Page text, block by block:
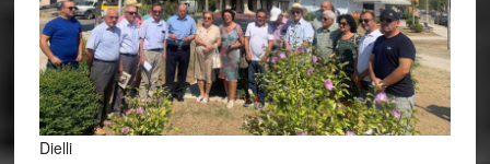
Dielli